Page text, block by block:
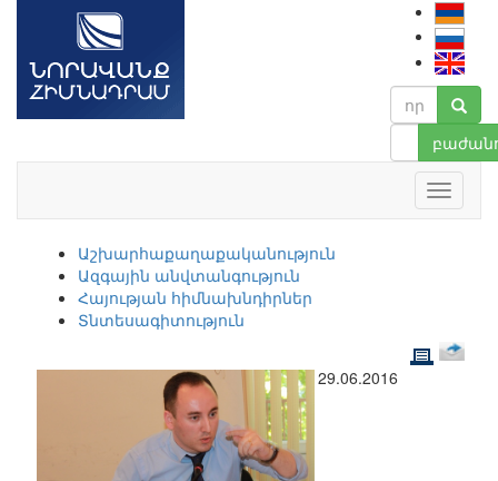
Աշխարհաքաղաքականություն
Ազգային անվտանգություն
Հայության հիմնախնդիրներ
Տնտեսագիտություն
29.06.2016